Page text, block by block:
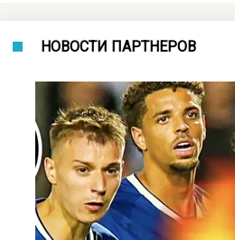
НОВОСТИ ПАРТНЕРОВ